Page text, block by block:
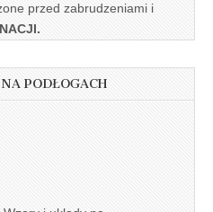
przed zabrudzeniami i
PODŁOGACH